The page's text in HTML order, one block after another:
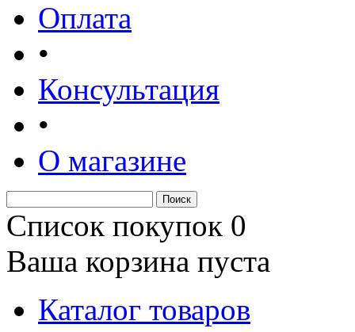
Оплата
•
Консультация
•
О магазине
Список покупок 0
Ваша корзина пуста
Каталог товаров